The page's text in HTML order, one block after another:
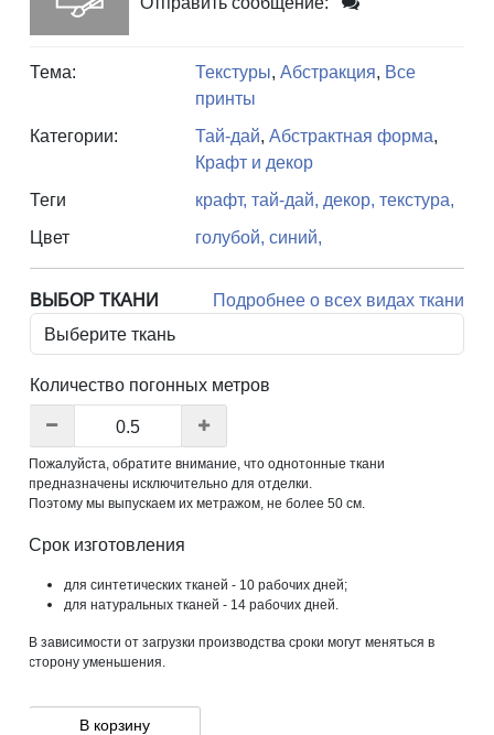
Тема: Текстуры, Абстракция, Все
принты
Категории:
Тай-дай, Абстрактная форма,
Крафт и декор
Теги
крафт, тай-дай, декор, текстура,
Цвет
голубой, синий,
ВЫБОР ТКАНИ Подробнее о всех видах ткани
Количество погонных метров
Пожалуйста, обратите внимание, что однотонные ткани
предназначены исключительно для отделки.
Поэтому мы выпускаем их метражом, не более 50 см.
Срок изготовления
для синтетических тканей - 10 рабочих дней;
для натуральных тканей - 14 рабочих дней.
В зависимости от загрузки производства сроки могут меняться в
сторону уменьшения.
В корзину